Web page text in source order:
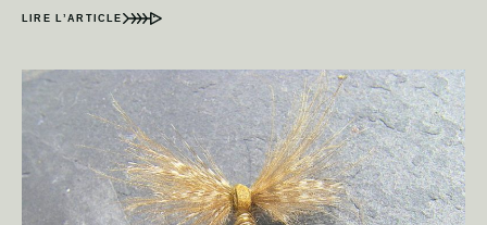
LIRE L’ARTICLE